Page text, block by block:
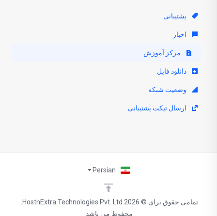
پشتیبانی
اخبار
مرکز آموزش
دانلود فایل
وضعیت شبکه
ارسال تیکت پشتیبانی
محفوط می باشد.
Persian